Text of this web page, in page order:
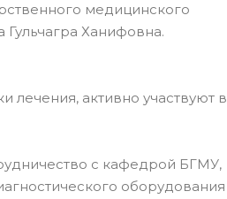
медицинского
Ханифовна.
активно участвуют в
с кафедрой БГМУ,
оборудования